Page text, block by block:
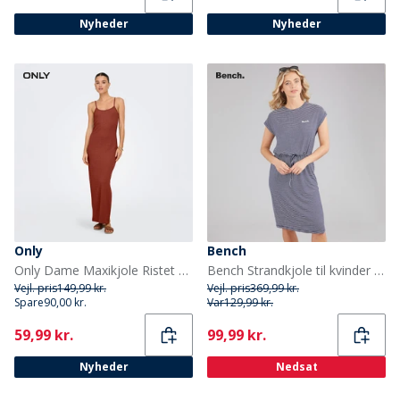
Nyheder Nyheder
Only
Only Dame Maxikjole Ristet brunrød
Vejl. pris149,99 kr.
Spare90,00 kr.
Current
59,99 kr.
Nyheder
Bench
Bench Strandkjole til kvinder Zaina Blå/Hvid Stribet
Vejl. pris369,99 kr.
Var129,99 kr.
Current
99,99 kr.
Nedsat